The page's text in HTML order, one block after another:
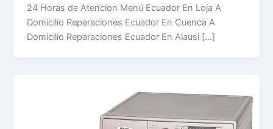
24 Horas de Atencion Menú Ecuador En Loja A
Domicilio Reparaciones Ecuador En Cuenca A
Domicilio Reparaciones Ecuador En Alausi […]